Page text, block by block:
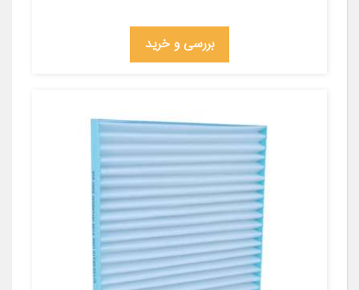
بررسی و خرید